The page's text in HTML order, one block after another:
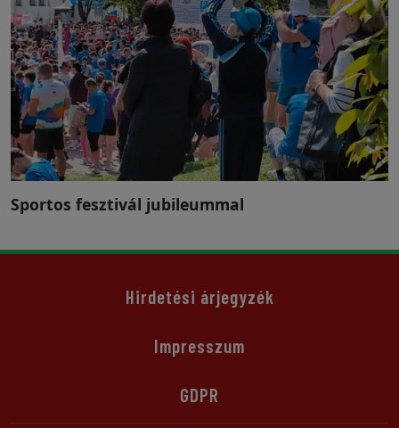
Sportos fesztivál jubileummal
Hirdetési árjegyzék
Impresszum
GDPR